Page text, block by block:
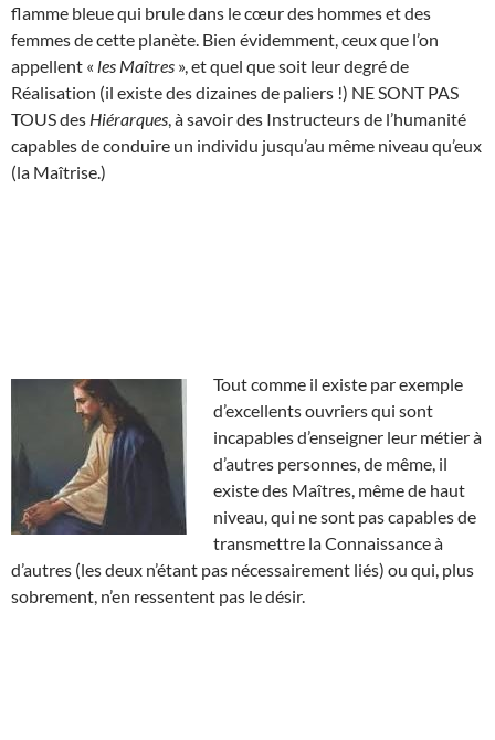
flamme bleue qui brule dans le cœur des hommes et des
femmes de cette planète. Bien évidemment, ceux que l’on
appellent « les Maîtres », et quel que soit leur degré de
Réalisation (il existe des dizaines de paliers !) NE SONT PAS
TOUS des Hiérarques , à savoir des Instructeurs de l’humanité
capables de conduire un individu jusqu’au même niveau qu’eux
(la Maîtrise.)
Tout comme il existe par exemple
d’excellents ouvriers qui sont
incapables d’enseigner leur métier à
d’autres personnes, de même, il
existe des Maîtres, même de haut
niveau, qui ne sont pas capables de
transmettre la Connaissance à
d’autres (les deux n’étant pas nécessairement liés) ou qui, plus
sobrement, n’en ressentent pas le désir.